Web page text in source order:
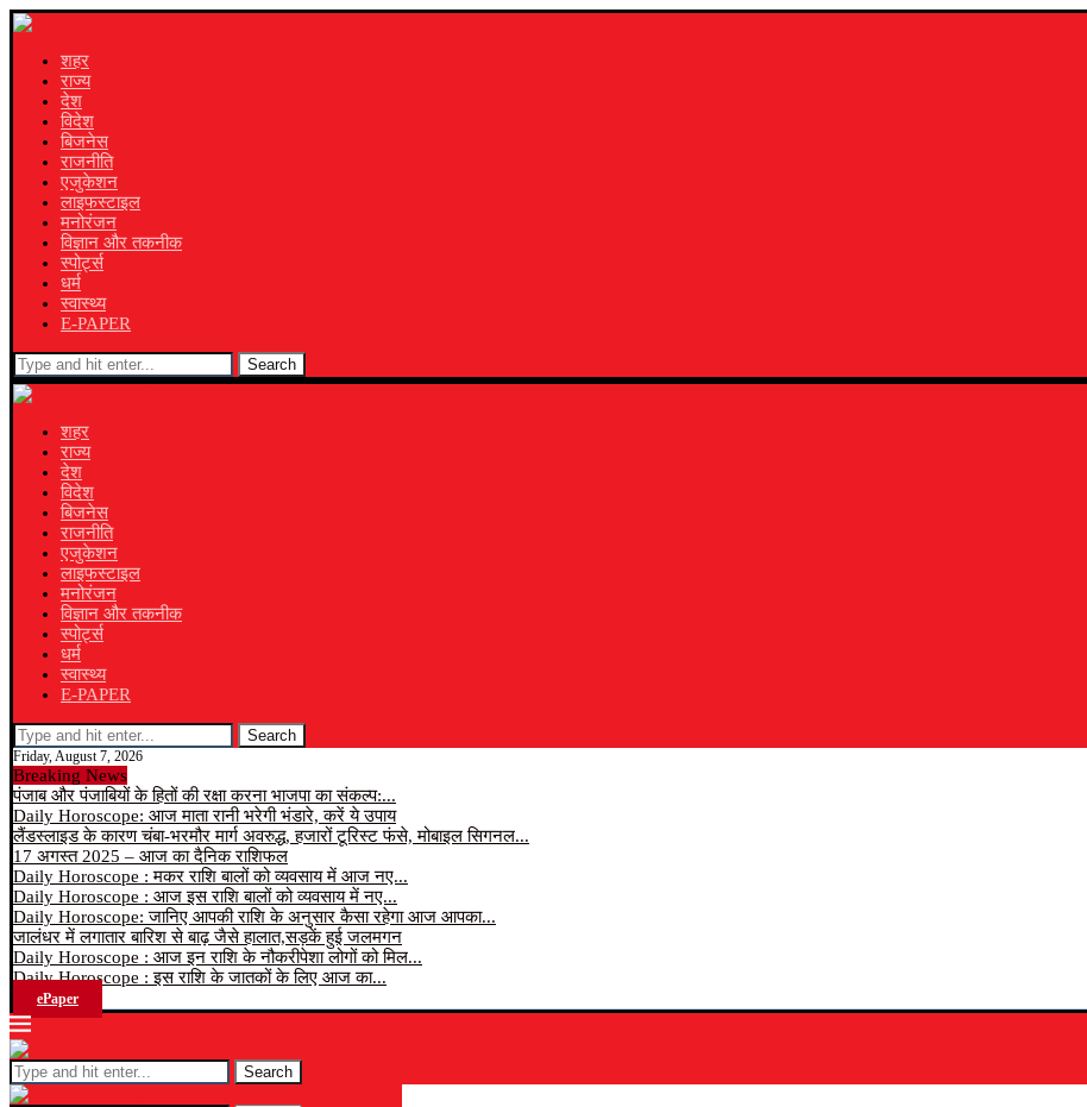
शहर
राज्य
देश
विदेश
बिजनेस
राजनीति
एजुकेशन
लाइफस्टाइल
मनोरंजन
विज्ञान और तकनीक
स्पोर्ट्स
धर्म
स्वास्थ्य
E-PAPER
Search
शहर
राज्य
देश
विदेश
बिजनेस
राजनीति
एजुकेशन
लाइफस्टाइल
मनोरंजन
विज्ञान और तकनीक
स्पोर्ट्स
धर्म
स्वास्थ्य
E-PAPER
Search
Friday, August 7, 2026
Breaking News
पंजाब और पंजाबियों के हितों की रक्षा करना भाजपा का संकल्प:...
Daily Horoscope: आज माता रानी भरेगी भंडारे, करें ये उपाय
लैंडस्लाइड के कारण चंबा-भरमौर मार्ग अवरुद्ध, हजारों टूरिस्ट फंसे, मोबाइल सिगनल...
17 अगस्त 2025 – आज का दैनिक राशिफल
Daily Horoscope : मकर राशि बालों को व्यवसाय में आज नए...
Daily Horoscope : आज इस राशि बालों को व्यवसाय में नए...
Daily Horoscope: जानिए आपकी राशि के अनुसार कैसा रहेगा आज आपका...
जालंधर में लगातार बारिश से बाढ़ जैसे हालात,सड़कें हुई जलमगन
Daily Horoscope : आज इन राशि के नौकरीपेशा लोगों को मिल...
Daily Horoscope : इस राशि के जातकों के लिए आज का...
ePaper
Search